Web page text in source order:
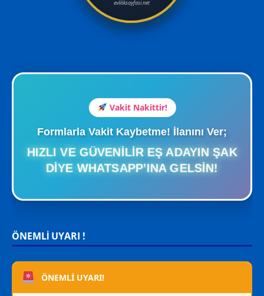
Vakit Nakittir!
Formlarla Vakit Kaybetme! İlanını Ver;
HIZLI VE GÜVENILIR EŞ ADAYIN ŞAK
DIYE WHATSAPP’INA GELSIN!
ÖNEMLİ UYARI !
ÖNEMLİ UYARI!